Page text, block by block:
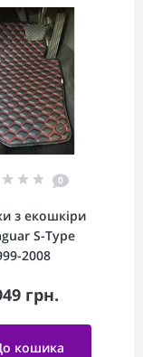
0
з екошкіри
S-Type
2008
грн.
кошика